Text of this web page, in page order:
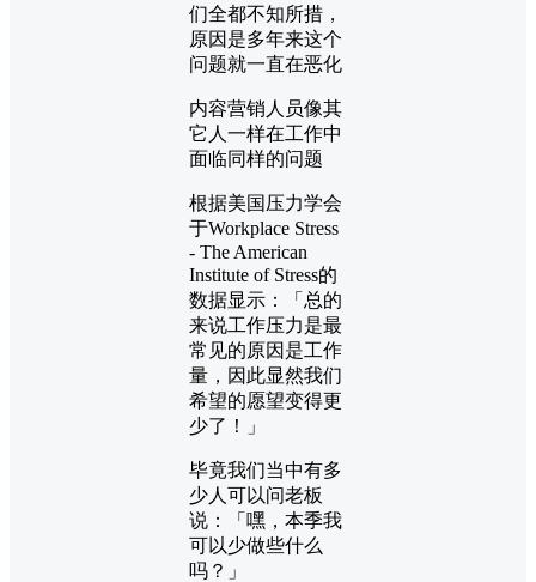
们全都不知所措，
原因是多年来这个
问题就一直在恶化
内容营销人员像其
它人一样在工作中
面临同样的问题
根据美国压力学会
于Workplace Stress
- The American
Institute of Stress的
数据显示：「总的
来说工作压力是最
常见的原因是工作
量，因此显然我们
希望的愿望变得更
少了！」
毕竟我们当中有多
少人可以问老板
说：「嘿，本季我
可以少做些什么
吗？」